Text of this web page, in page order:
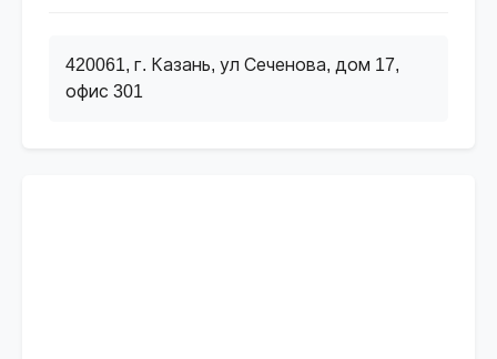
420061, г. Казань, ул Сеченова, дом 17,
офис 301